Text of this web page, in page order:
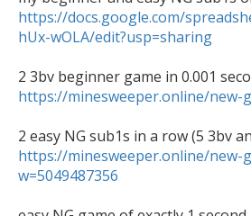
https://docs.google.com/
hUx-wOLA/edit?usp=sharing
https://minesweeper.online/new-
https://minesweeper.online/new-
w=5049487356